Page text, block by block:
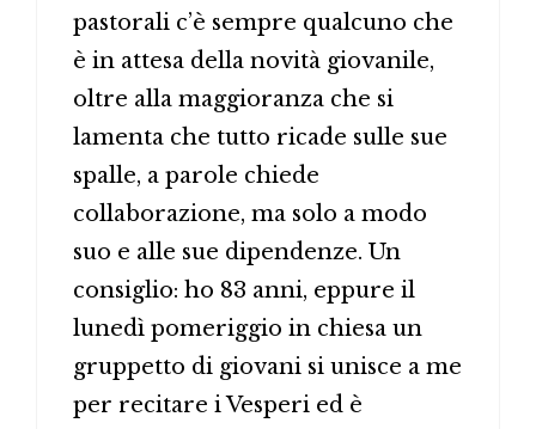
pastorali c’è sempre qualcuno che
è in attesa della novità giovanile,
oltre alla maggioranza che si
lamenta che tutto ricade sulle sue
spalle, a parole chiede
collaborazione, ma solo a modo
suo e alle sue dipendenze. Un
consiglio: ho 83 anni, eppure il
lunedì pomeriggio in chiesa un
gruppetto di giovani si unisce a me
per recitare i Vesperi ed è